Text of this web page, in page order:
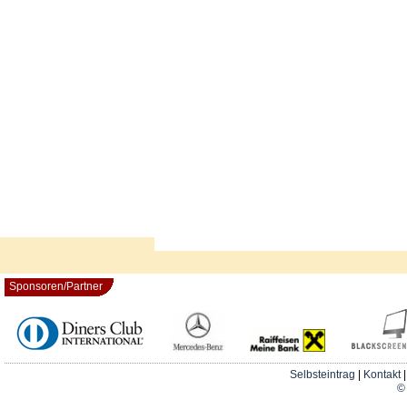
Sponsoren/Partner
Selbsteintrag Kontakt
©